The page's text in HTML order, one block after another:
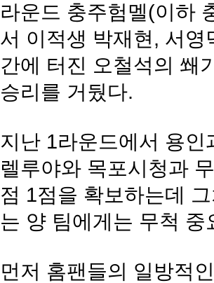
라운드 충주험멜(이하
서 이적생 박재현, 서
간에 터진 오철석의 쐐
승리를 거뒀다.
지난 1라운드에서 용
렐루야와 목포시청과
점 1점을 확보하는데
는 양 팀에게는 무척 중
먼저 홈팬들의 일방적